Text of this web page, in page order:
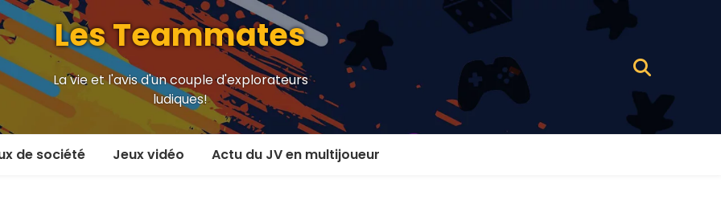
Les Teammates
La vie et l'avis d'un couple d'explorateurs
ludiques!
de société Jeux vidéo Actu du JV en multijoueur